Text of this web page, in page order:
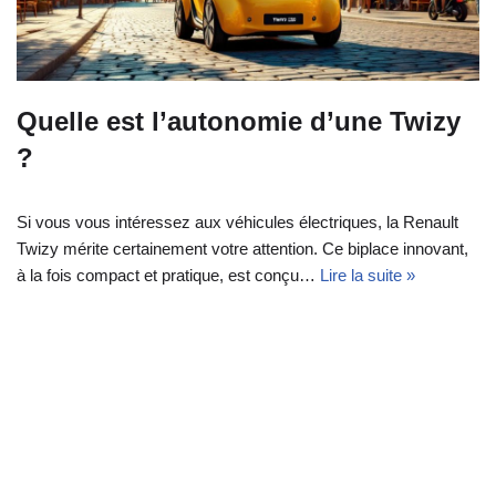
Quelle est l’autonomie d’une Twizy
?
Si vous vous intéressez aux véhicules électriques, la Renault
Twizy mérite certainement votre attention. Ce biplace innovant,
à la fois compact et pratique, est conçu… Lire la suite »